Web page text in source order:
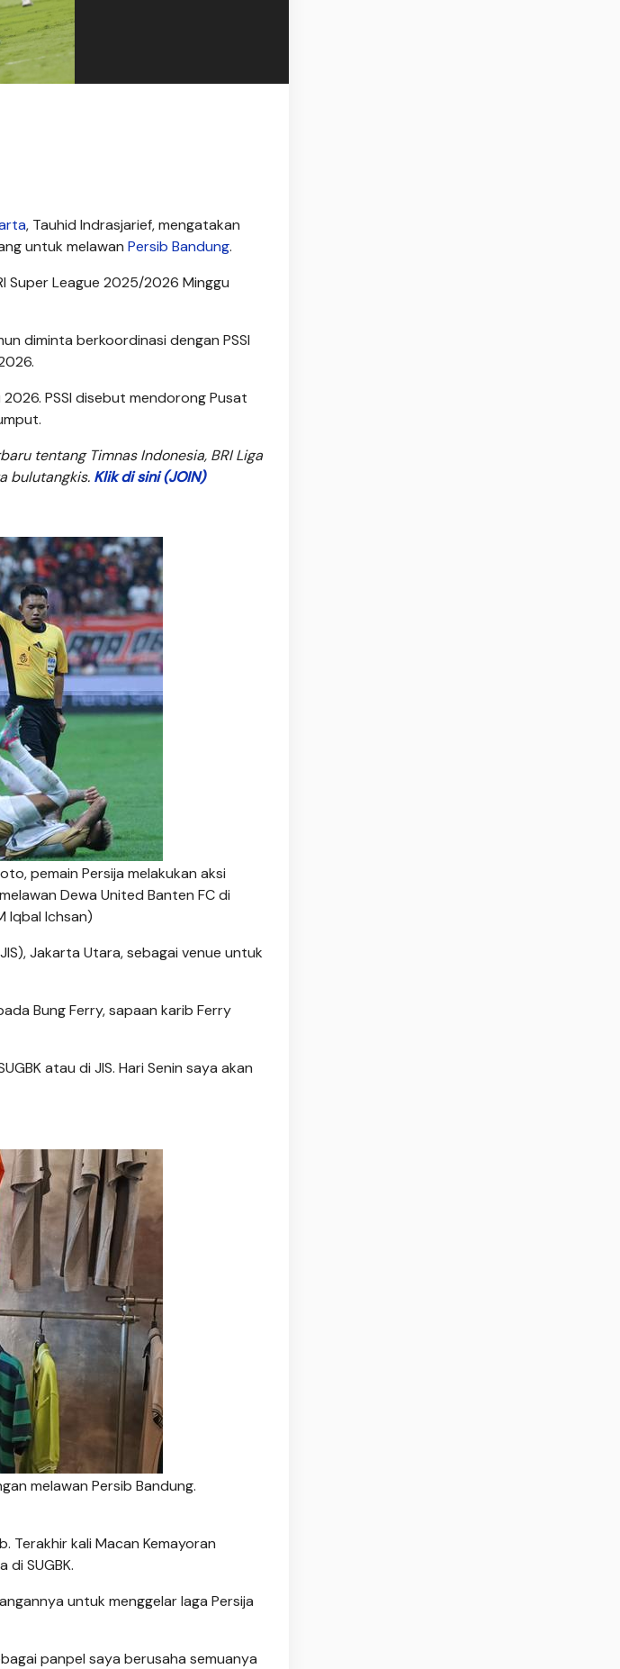
, Tauhid Indrasjarief, mengatakan
untuk melawan Persib Bandung.
Super League 2025/2026 Minggu
diminta berkoordinasi dengan PSSI
PSSI disebut mendorong Pusat
tentang Timnas Indonesia, BRI Liga
bulutangkis. Klik di sini (JOIN)
pemain Persija melakukan aksi
Dewa United Banten FC di
Iqbal Ichsan)
Jakarta Utara, sebagai venue untuk
Bung Ferry, sapaan karib Ferry
atau di JIS. Hari Senin saya akan
melawan Persib Bandung.
Terakhir kali Macan Kemayoran
SUGBK.
untuk menggelar laga Persija
panpel saya berusaha semuanya